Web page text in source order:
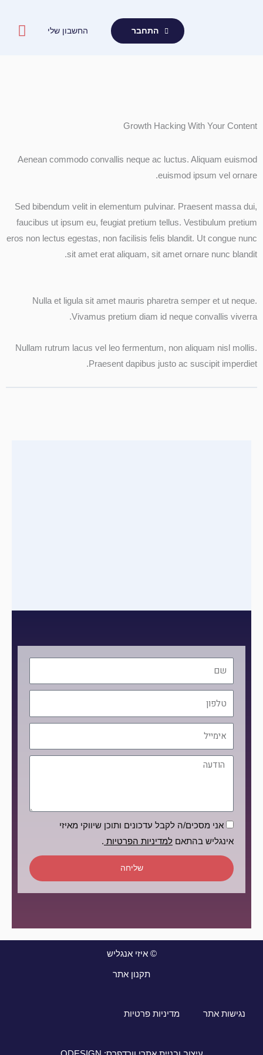
התחבר
החשבון שלי
Growth Hacking With Your Content
Aenean commodo convallis neque ac luctus. Aliquam euismod
euismod ipsum vel ornare.
Sed bibendum velit in elementum pulvinar. Praesent massa dui,
faucibus ut ipsum eu, feugiat pretium tellus. Vestibulum pretium
eros non lectus egestas, non facilisis felis blandit. Ut congue nunc
sit amet erat aliquam, sit amet ornare nunc blandit.
Nulla et ligula sit amet mauris pharetra semper et ut neque.
Vivamus pretium diam id neque convallis viverra.
Nullam rutrum lacus vel leo fermentum, non aliquam nisl mollis.
Praesent dapibus justo ac suscipit imperdiet.
טלפון
הודעה
הסכמה
אני מסכים/ה לקבל עדכונים ותוכן שיווקי מאיזי
אינגליש בהתאם למדיניות הפרטיות .
שליחה
© איזי אנגליש
תקנון אתר
נגישות אתר מדיניות פרטיות